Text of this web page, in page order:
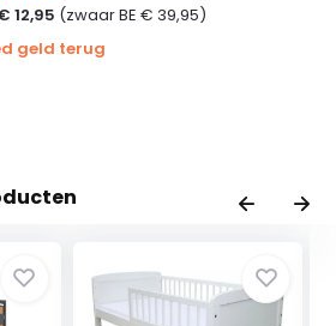
12,95 (zwaar BE € 39,95)
geld terug